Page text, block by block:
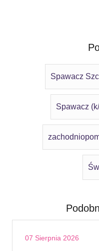
Spawacz
Spawacz
07 Sierpnia 2026